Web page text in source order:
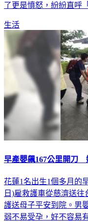
了更是憤怒，紛紛直呼
生活
早產嬰飆167公里開刀
花蓮1名出生1個多月的
日)雇救護車從慈濟送往
護送母子平安到院。男
弱不易受孕，好不容易